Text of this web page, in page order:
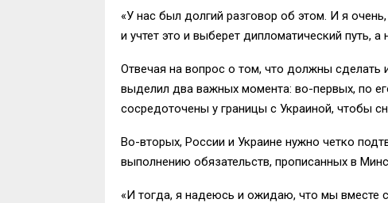
«У нас был долгий разговор об этом. И я
и учтет это и выберет дипломатический путь,
Отвечая на вопрос о том, что должны сделать
выделил два важных момента: во-первых, по
сосредоточены у границы с Украиной, чтобы
Во-вторых, России и Украине нужно четко
выполнению обязательств, прописанных в
«И тогда, я надеюсь и ожидаю, что мы вместе